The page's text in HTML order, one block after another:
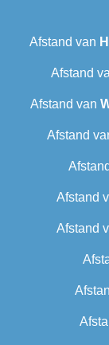
Afstand van
Afstand
Afstand van
Afstand
Afstand
Afstand